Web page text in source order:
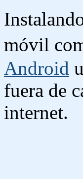
móvil
Android
fuera de
internet.